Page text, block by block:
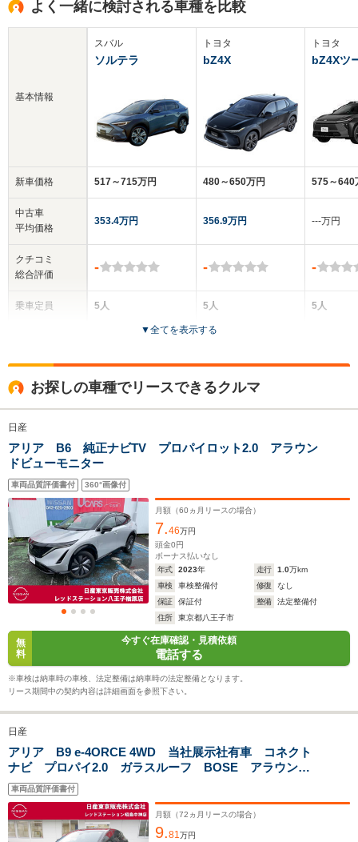
よく一緒に検討される車種を比較
基本情報
新車価格
中古車
平均価格
クチコミ
総合評価
乗車定員
サイズ
WLTCモード
燃費
駆動方式
スバル
ソルテラ
517～715万円
353.4万円
-
5人
全高
1.65m
全幅
ホイールベース
-m
FF、4WD
トヨタ
bZ4X
480～650万円
356.9万円
-
5人
5ドア
1.65m
全幅
-
FF、4WD
トヨタ
bZ4Xツ
575～640
‐‐‐万円
-
5人
▼全てを表示する
お探しの車種でリースできるクルマ
日産
アリア B6 純正ナビTV プロパイロット2.0 アラウン
ドビューモニター
車両品質評価書付 360°画像付
月額（60 ヵ月リースの場合）
7.46万円
頭金0円
ボーナス払いなし
年式
2023年 走行 1.0万km
車検
車検整備付 修復
なし
保証
保証付 整備
法定整備付
住所
東京都八王子市
無
料
今すぐ在庫確認・見積依頼
電話する
※車検は納車時の車検、法定整備は納車時の法定整備となります。
リース期間中の契約内容は詳細画面を参照下さい。
日産
アリア B9 e-4ORCE 4WD 当社展示社有車 コネクト
ナビ プロパイ2.0 ガラスルーフ BOSE アラウンド
ビューモニター
車両品質評価書付
月額（72 ヵ月リースの場合）
9.81万円